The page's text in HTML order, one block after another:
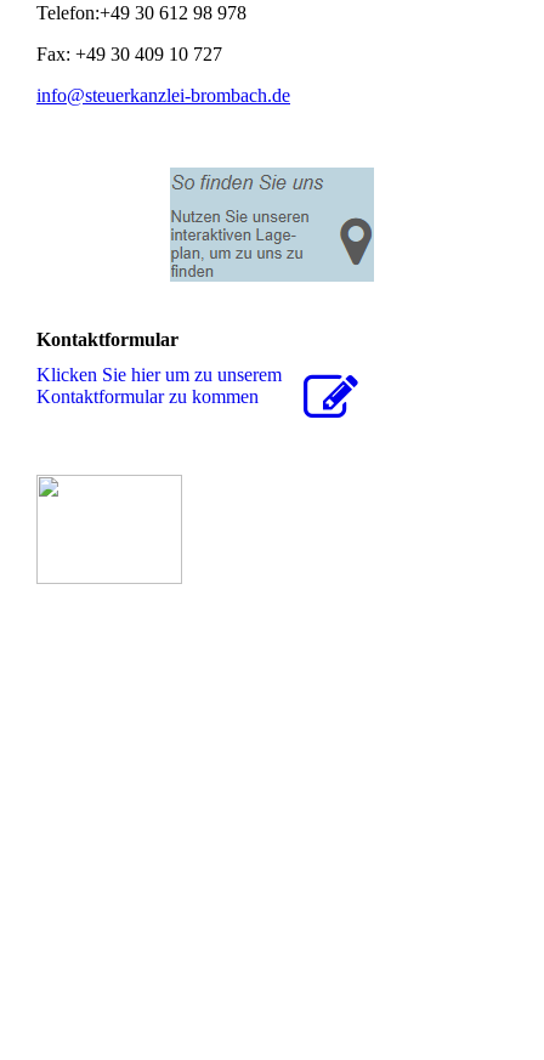
Telefon:+49 30 612 98 978
Fax: +49 30 409 10 727
info@steuerkanzlei-brombach.de
Kontaktformular
Klicken Sie hier um zu unserem
Kon­takt­for­mu­lar zu kommen